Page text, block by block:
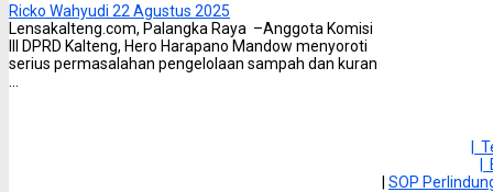
Ricko Wahyudi 22 Agustus 2025
Lensakalteng.com, Palangka Raya –Anggota Komisi
III DPRD Kalteng, Hero Harapano Mandow menyoroti
serius permasalahan pengelolaan sampah dan kuran
|
|
| SOP